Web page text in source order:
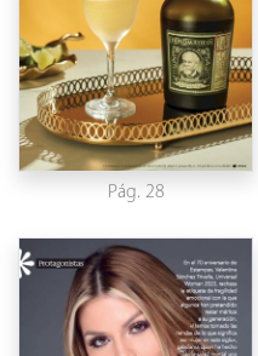
Pág. 28